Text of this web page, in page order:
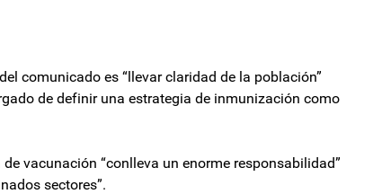
comunicado es “llevar claridad de la población”
de definir una estrategia de inmunización como
vacunación “conlleva un enorme responsabilidad”
sectores”.